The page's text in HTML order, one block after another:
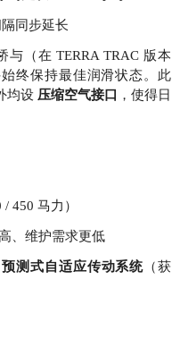
同步延长
（在 TERRA TRAC 版本
终保持最佳润滑状态。此
均设 压缩空气接口 ，使得日
450 马力）
、维护需求更低
预测式自适应传动系统 （获